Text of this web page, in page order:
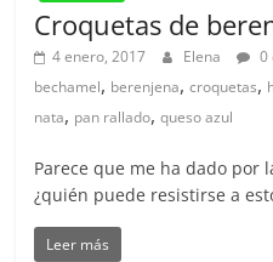
Croquetas de
4 enero, 2017 Elena 0
bechamel, berenjena,croquetas,
nata, pan rallado,queso azul
Parece que me ha dado por
¿quién puede resistirse a
Leer más